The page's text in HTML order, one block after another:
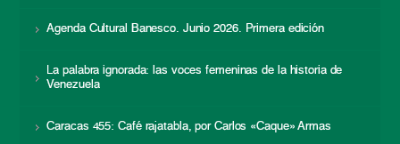
Agenda Cultural Banesco. Junio 2026. Primera edición
La palabra ignorada: las voces femeninas de la historia de
Venezuela
Caracas 455: Café rajatabla, por Carlos «Caque» Armas